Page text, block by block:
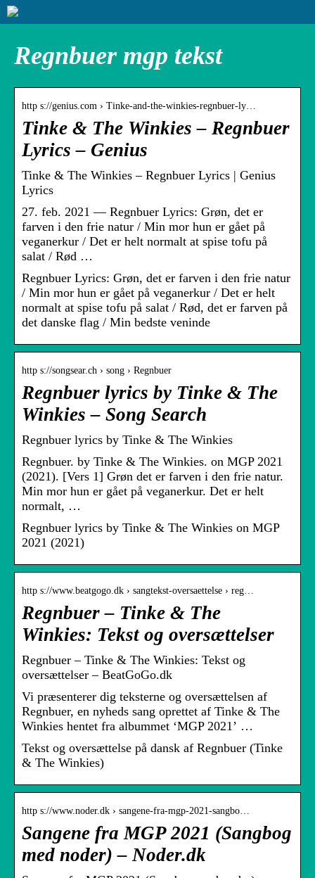
Regnbuer mgp tekst
http s://genius.com › Tinke-and-the-winkies-regnbuer-ly…
Tinke & The Winkies – Regnbuer
Lyrics – Genius
Tinke & The Winkies – Regnbuer Lyrics | Genius
Lyrics
27. feb. 2021 — Regnbuer Lyrics: Grøn, det er
farven i den frie natur / Min mor hun er gået på
veganerkur / Det er helt normalt at spise tofu på
salat / Rød …
Regnbuer Lyrics: Grøn, det er farven i den frie natur
/ Min mor hun er gået på veganerkur / Det er helt
normalt at spise tofu på salat / Rød, det er farven på
det danske flag / Min bedste veninde
http s://songsear.ch › song › Regnbuer
Regnbuer lyrics by Tinke & The
Winkies – Song Search
Regnbuer lyrics by Tinke & The Winkies
Regnbuer. by Tinke & The Winkies. on MGP 2021
(2021). [Vers 1] Grøn det er farven i den frie natur.
Min mor hun er gået på veganerkur. Det er helt
normalt, …
Regnbuer lyrics by Tinke & The Winkies on MGP
2021 (2021)
http s://www.beatgogo.dk › sangtekst-oversaettelse › reg…
Regnbuer – Tinke & The
Winkies: Tekst og oversættelser
Regnbuer – Tinke & The Winkies: Tekst og
oversættelser – BeatGoGo.dk
Vi præsenterer dig teksterne og oversættelsen af ​​
Regnbuer, en nyheds sang oprettet af Tinke & The
Winkies hentet fra albummet ‘MGP 2021’ …
Tekst og oversættelse på dansk af Regnbuer (Tinke
& The Winkies)
http s://www.noder.dk › sangene-fra-mgp-2021-sangbo…
Sangene fra MGP 2021 (Sangbog
med noder) – Noder.dk